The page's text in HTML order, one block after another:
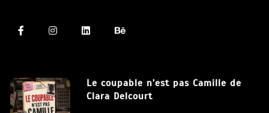
Le coupable n’est pas Camille de
Clara Delcourt